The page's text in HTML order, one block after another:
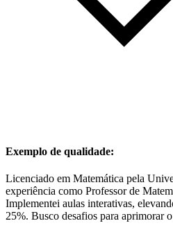
Exemplo de qualidade:
Licenciado em Matemática pela
experiência como Professor de
Implementei aulas interativas,
25%. Busco desafios para aprimorar